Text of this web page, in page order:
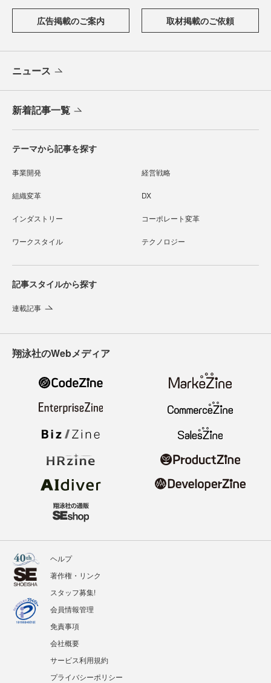
広告掲載のご案内 取材掲載のご依頼
ニュース
新着記事一覧
テーマから記事を探す
事業開発 経営戦略
組織変革 DX
インダストリー コーポレート変革
ワークスタイル テクノロジー
記事スタイルから探す
連載記事
翔泳社のWebメディア
ヘルプ
著作権・リンク
スタッフ募集!
会員情報管理
免責事項
会社概要
サービス利用規約
プライバシーポリシー